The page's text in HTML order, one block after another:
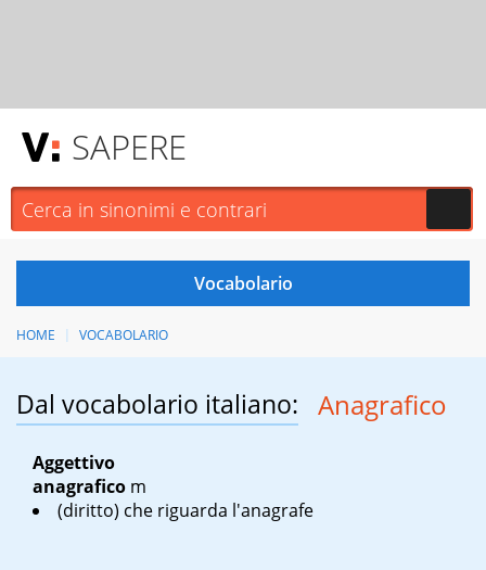
SAPERE
HOME VOCABOLARIO
Dal vocabolario italiano: Anagrafico
Aggettivo
anagrafico m
(diritto) che riguarda l'anagrafe